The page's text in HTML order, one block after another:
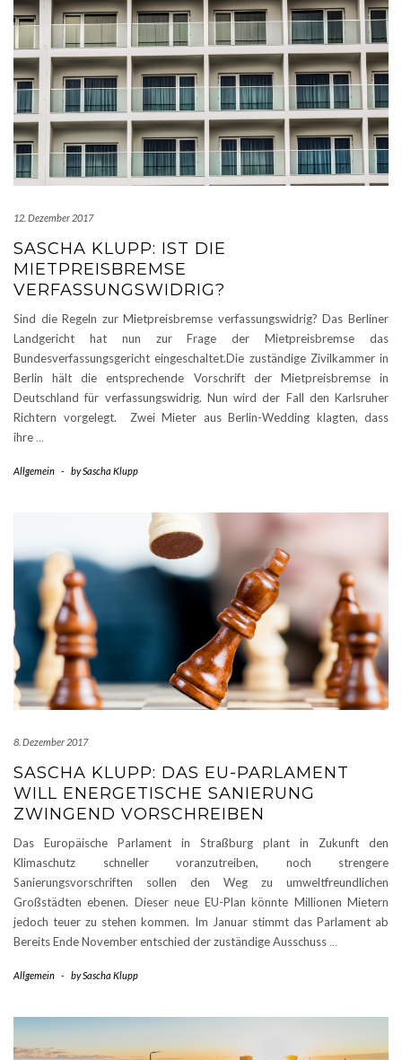
12. Dezember 2017
SASCHA KLUPP: IST DIE
MIETPREISBREMSE
VERFASSUNGSWIDRIG?
Sind die Regeln zur Mietpreisbremse verfassungswidrig? Das Berliner
Landgericht hat nun zur Frage der Mietpreisbremse das
Bundesverfassungsgericht eingeschaltet.Die zuständige Zivilkammer in
Berlin hält die entsprechende Vorschrift der Mietpreisbremse in
Deutschland für verfassungswidrig. Nun wird der Fall den Karlsruher
Richtern vorgelegt. Zwei Mieter aus Berlin-Wedding klagten, dass
ihre …
Allgemein - bySascha Klupp
8. Dezember 2017
SASCHA KLUPP: DAS EU-PARLAMENT
WILL ENERGETISCHE SANIERUNG
ZWINGEND VORSCHREIBEN
Das Europäische Parlament in Straßburg plant in Zukunft den
Klimaschutz schneller voranzutreiben, noch strengere
Sanierungsvorschriften sollen den Weg zu umweltfreundlichen
Großstädten ebenen. Dieser neue EU-Plan könnte Millionen Mietern
jedoch teuer zu stehen kommen. Im Januar stimmt das Parlament ab
Bereits Ende November entschied der zuständige Ausschuss …
Allgemein - bySascha Klupp